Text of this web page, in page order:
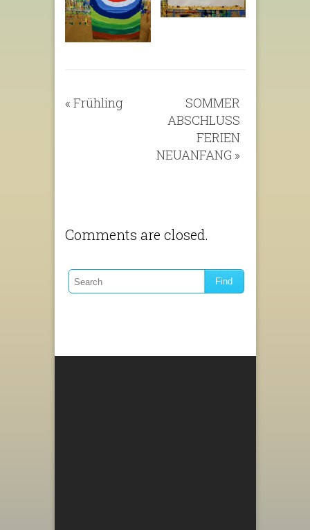
« Frühling
SOMMER
ABSCHLUSS
FERIEN
NEUANFANG »
Comments are closed.